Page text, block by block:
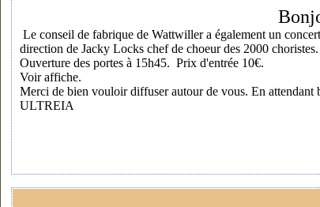
Le conseil de fabrique de Wattwiller a également un
direction de Jacky Locks chef de choeur des 2000 choristes.
Ouverture des portes à 15h45. Prix d'entrée 10€.
Voir affiche.
Merci de bien vouloir diffuser autour de vous. En attendant
ULTREIA